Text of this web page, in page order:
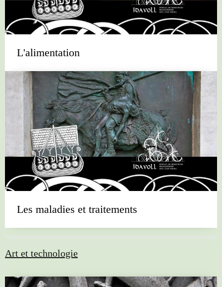
L'alimentation
Les maladies et traitements
Art et technologie